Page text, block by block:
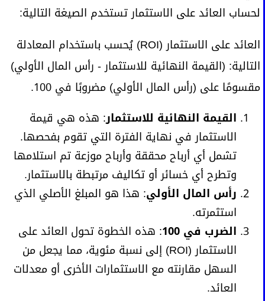
لحساب العائد على الاستثمار تستخدم الصيغة التالية:
العائد على الاستثمار (ROI) يُحسب باستخدام المعادلة
التالية: (القيمة النهائية للاستثمار - رأس المال الأولي)
مقسومًا على (رأس المال الأولي) مضروبًا في 100.
القيمة النهائية للاستثمار: هذه هي قيمة
الاستثمار في نهاية الفترة التي تقوم بفحصها.
تشمل أي أرباح محققة وأرباح موزعة تم استلامها
وتطرح أي خسائر أو تكاليف مرتبطة بالاستثمار.
رأس المال الأولي: هذا هو المبلغ الأصلي الذي
استثمرته.
الضرب في 100
: هذه الخطوة تحول العائد على
الاستثمار (ROI) إلى نسبة مئوية، مما يجعل من
السهل مقارنته مع الاستثمارات الأخرى أو معدلات
العائد.